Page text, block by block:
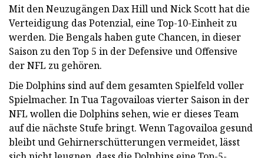
Mit den Neuzugängen Dax Hill und Nick Scott hat die
Verteidigung das Potenzial, eine Top-10-Einheit zu
werden. Die Bengals haben gute Chancen, in dieser
Saison zu den Top 5 in der Defensive und Offensive
der NFL zu gehören.
Die Dolphins sind auf dem gesamten Spielfeld voller
Spielmacher. In Tua Tagovailoas vierter Saison in der
NFL wollen die Dolphins sehen, wie er dieses Team
auf die nächste Stufe bringt. Wenn Tagovailoa gesund
bleibt und Gehirnerschütterungen vermeidet, lässt